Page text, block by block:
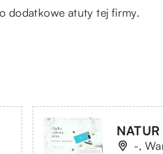
dodatkowe atuty tej firmy.
-,